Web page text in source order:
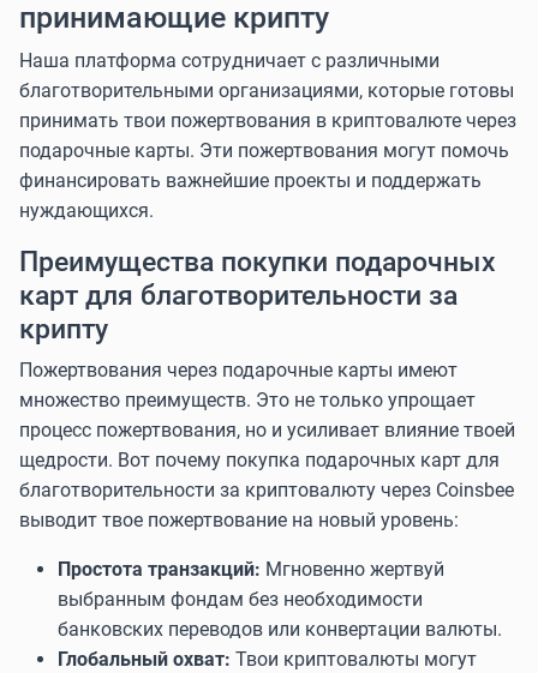
принимающие крипту
Наша платформа сотрудничает с различными
благотворительными организациями, которые готовы
принимать твои пожертвования в криптовалюте через
подарочные карты. Эти пожертвования могут помочь
финансировать важнейшие проекты и поддержать
нуждающихся.
Преимущества покупки подарочных
карт для благотворительности за
крипту
Пожертвования через подарочные карты имеют
множество преимуществ. Это не только упрощает
процесс пожертвования, но и усиливает влияние твоей
щедрости. Вот почему покупка подарочных карт для
благотворительности за криптовалюту через Coinsbee
выводит твое пожертвование на новый уровень:
Простота транзакций: Мгновенно жертвуй
выбранным фондам без необходимости
банковских переводов или конвертации валюты.
Глобальный охват: Твои криптовалюты могут